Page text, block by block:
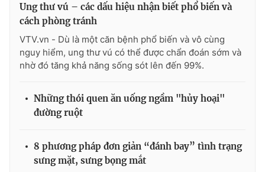
Ung thư vú – các dấu hiệu nhận biết phổ biến và
cách phòng tránh
VTV.vn - Dù là một căn bệnh phổ biến và vô cùng
nguy hiểm, ung thư vú có thể được chẩn đoán sớm và
nhờ đó tăng khả năng sống sót lên đến 99%.
Những thói quen ăn uống ngầm "hủy hoại"
đường ruột
8 phương pháp đơn giản “đánh bay” tình trạng
sưng mặt, sưng bọng mắt